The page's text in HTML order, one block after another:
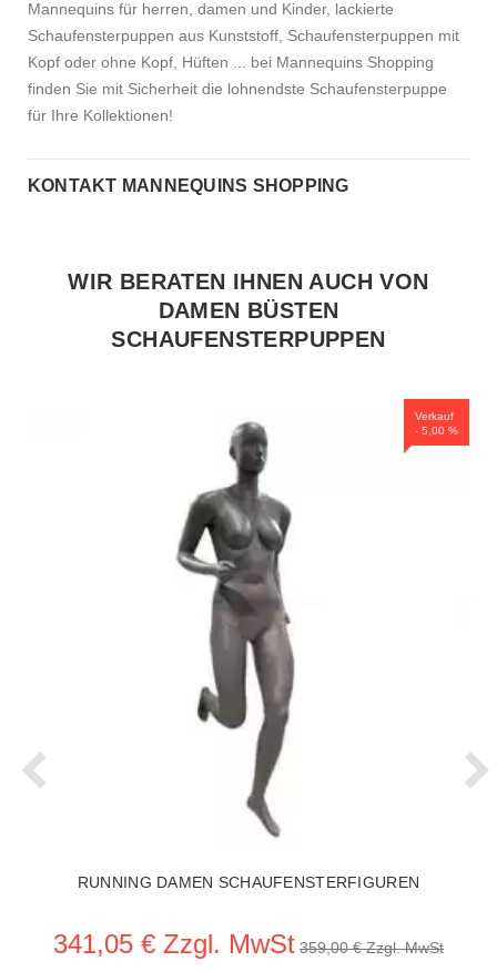
Mannequins für herren, damen und Kinder, lackierte
Schaufensterpuppen aus Kunststoff, Schaufensterpuppen mit
Kopf oder ohne Kopf, Hüften ... bei Mannequins Shopping
finden Sie mit Sicherheit die lohnendste Schaufensterpuppe
für Ihre Kollektionen!
KONTAKT MANNEQUINS SHOPPING
WIR BERATEN IHNEN AUCH VON
DAMEN BÜSTEN
SCHAUFENSTERPUPPEN
Verkauf
- 5,00 %
RUNNING DAMEN SCHAUFENSTERFIGUREN
341,05 € Zzgl. MwSt 359,00 € Zzgl. MwSt